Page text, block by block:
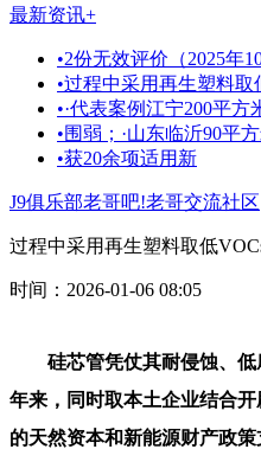
最新资讯+
•2份无效评价（2025年
•过程中采用再生塑料取
•·代表案例江宁200平方
•围弱；·山东临沂90平
•获20余项适用新
J9俱乐部老哥吧!老哥交流社区
过程中采用再生塑料取低
时间：2026-01-06 08:05
硅芯管凭仗其耐侵蚀、低
年来，同时取本土企业结合
的天然资本和新能源财产政